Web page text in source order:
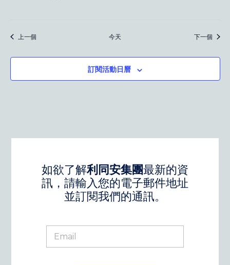
上一個活動 今天 下一個活動
訂閱活動日曆
如欲了解利同安集團最新的資
訊，請輸入您的電子郵件地址
並訂閱我們的通訊。